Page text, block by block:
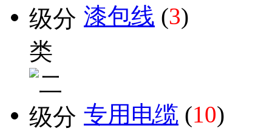
漆包线 (3)
专用电缆 (10)